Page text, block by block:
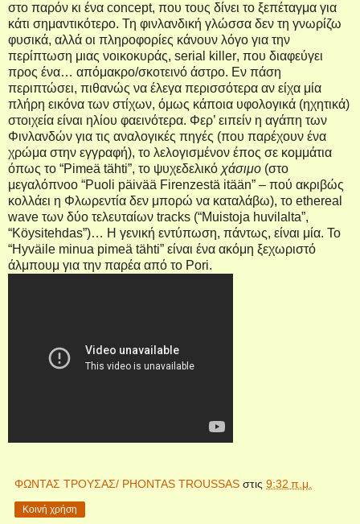
στο παρόν κι ένα concept, που τους δίνει το ξεπέταγμα για
κάτι σημαντικότερο. Τη φινλανδική γλώσσα δεν τη γνωρίζω
φυσικά, αλλά οι πληροφορίες κάνουν λόγο για την
περίπτωση μιας νοικοκυράς, serial killer, που διαφεύγει
προς ένα… απόμακρο/σκοτεινό άστρο. Εν πάση
περιπτώσει, πιθανώς να έλεγα περισσότερα αν είχα μία
πλήρη εικόνα των στίχων, όμως κάποια υφολογικά (ηχητικά)
στοιχεία είναι ηλίου φαεινότερα. Φερ’ ειπείν η αγάπη των
Φινλανδών για τις αναλογικές πηγές (που παρέχουν ένα
χρώμα στην εγγραφή), το λελογισμένον έπος σε κομμάτια
όπως το “Pimeä tähti”, το ψυχεδελικό χάσιμο (στο
μεγαλόπνοο “Puoli päivää Firenzestä itään” – πού ακριβώς
κολλάει η Φλωρεντία δεν μπορώ να καταλάβω), τo ethereal
wave των δύο τελευταίων tracks (“Muistoja huvilalta”,
“Köysitehdas”)… Η γενική εντύπωση, πάντως, είναι μία. Το
“Hyväile minua pimeä tähti” είναι ένα ακόμη ξεχωριστό
άλμπουμ για την παρέα από το Pori.
ΦΩΝΤΑΣ ΤΡΟΥΣΑΣ/ PHONTAS TROUSSAS στις 9:32 π.μ.
Κοινή χρήση